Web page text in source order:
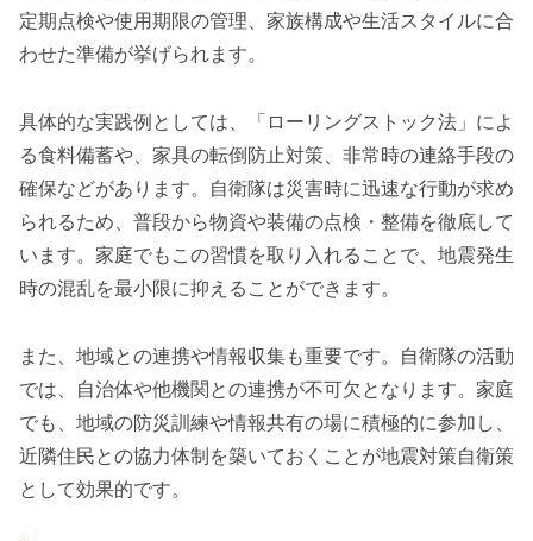
定期点検や使用期限の管理、家族構成や生活スタイルに合
わせた準備が挙げられます。
具体的な実践例としては、「ローリングストック法」によ
る食料備蓄や、家具の転倒防止対策、非常時の連絡手段の
確保などがあります。自衛隊は災害時に迅速な行動が求め
られるため、普段から物資や装備の点検・整備を徹底して
います。家庭でもこの習慣を取り入れることで、地震発生
時の混乱を最小限に抑えることができます。
また、地域との連携や情報収集も重要です。自衛隊の活動
では、自治体や他機関との連携が不可欠となります。家庭
でも、地域の防災訓練や情報共有の場に積極的に参加し、
近隣住民との協力体制を築いておくことが地震対策自衛策
として効果的です。